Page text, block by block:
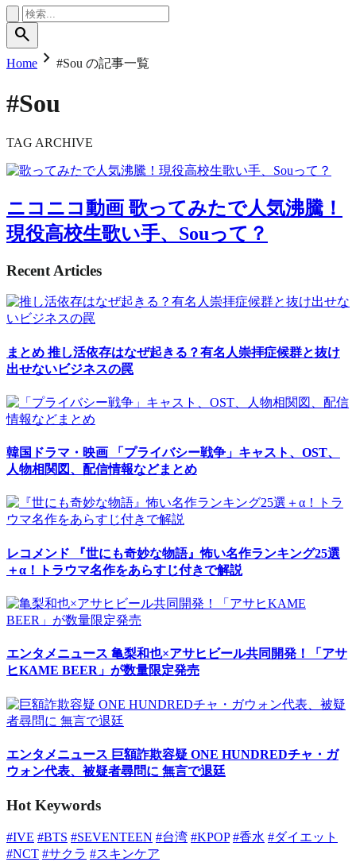
search
Home chevron_right #Sou の記事一覧
#Sou
TAG ARCHIVE
ニコニコ動画 歌ってみたで人気沸騰！
現役高校生歌い手、Souって？
Recent Articles
まとめ 推し活依存はなぜ起きる？有名人崇拝症候群と抜け
出せないビジネスの罠
韓国ドラマ・映画 「プライバシー戦争」キャスト、OST、
人物相関図、配信情報などまとめ
レコメンド 『世にも奇妙な物語』怖い名作ランキング25選
＋α！トラウマ名作をあらすじ付きで解説
エンタメニュース 亀梨和也×アサヒビール共同開発！「アサ
ヒKAME BEER」が数量限定発売
エンタメニュース 巨額詐欺容疑 ONE HUNDREDチャ・ガ
ウォン代表、被疑者尋問に 無言で退廷
Hot Keywords
#IVE #BTS #SEVENTEEN #台湾 #KPOP #香水 #ダイエット
#NCT #サクラ #スキンケア